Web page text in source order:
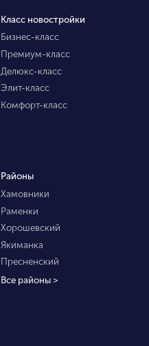
Класс новостройки
Бизнес-класс
Премиум-класс
Делюкс-класс
Элит-класс
Комфорт-класс
Районы
Хамовники
Раменки
Хорошевский
Якиманка
Пресненский
Все районы >